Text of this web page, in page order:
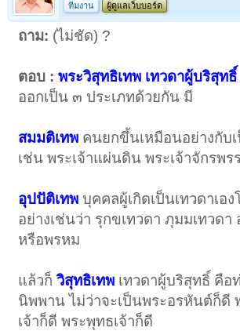
ทีมงาน
ผู้ดูแลเว็บบอร์ด
ถาม: (ไม่ชัด) ?
ตอบ : พระวิสุทธิเทพ เทวดาผู้บริสุทธิ์
ออกเป็น ๓ ประเภทด้วยกัน มี
สมมติเทพ คนยกขึ้นเหมือนอย่างกับเ
เช่น พระเจ้าแผ่นดิน พระเจ้าจักรพร
อุปปัติเทพบุคคลผู้เกิดเป็นเทวดาเอง
อย่างเช่นว่า รุกขเทวดา ภุมมเทวดา
หรือพรหม
แล้วก็วิสุทธิเทพ เทวดาผู้บริสุทธิ์ คือ
นิพพาน ไม่ว่าจะเป็นพระอรหันต์ก็ดี
เจ้าก็ดี พระพุทธเจ้าก็ดี